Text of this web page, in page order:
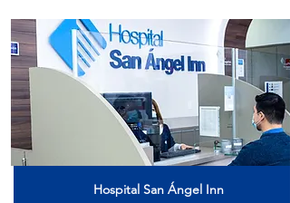
Hospital San Ángel Inn